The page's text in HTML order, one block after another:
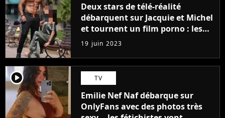
Deux stars de télé-réalité
débarquent sur Jacquie et Michel
et tournent un film porno : les
premières images du tournage
(exclu)
19 juin 2023
player2 TV
Emilie Nef Naf débarque sur
OnlyFans avec des photos très